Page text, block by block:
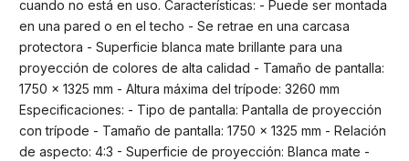
cuando no está en uso. Características: - Puede ser montada
en una pared o en el techo - Se retrae en una carcasa
protectora - Superficie blanca mate brillante para una
proyección de colores de alta calidad - Tamaño de pantalla:
1750 × 1325 mm - Altura máxima del trípode: 3260 mm
Especificaciones: - Tipo de pantalla: Pantalla de proyección
con trípode - Tamaño de pantalla: 1750 × 1325 mm - Relación
de aspecto: 4:3 - Superficie de proyección: Blanca mate -